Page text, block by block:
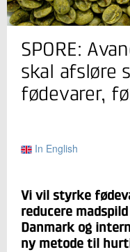
Jeg er din
Eva-Marie Lange
Sektionsleder
Landbrug og
+45 72 20 17 14
SPORE:
skal afsløre
fødevarer,
In English
Vi vil styrke
reducere
Danmark og
ny metode til